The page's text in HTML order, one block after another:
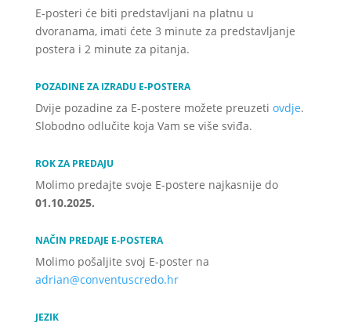
E-posteri će biti predstavljani na platnu u
dvoranama, imati ćete 3 minute za predstavljanje
postera i 2 minute za pitanja.
POZADINE ZA IZRADU E-POSTERA
Dvije pozadine za E-postere možete preuzeti ovdje.
Slobodno odlučite koja Vam se više sviđa.
ROK ZA PREDAJU
Molimo predajte svoje E-postere najkasnije do
01.10.2025.
NAČIN PREDAJE E-POSTERA
Molimo pošaljite svoj E-poster na
adrian@conventuscredo.hr
JEZIK